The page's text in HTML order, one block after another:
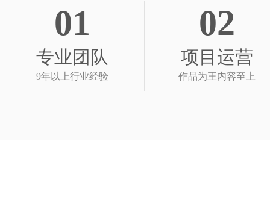
01
专业团队
9年以上行业经验
02
项目运营
作品为王内容至上